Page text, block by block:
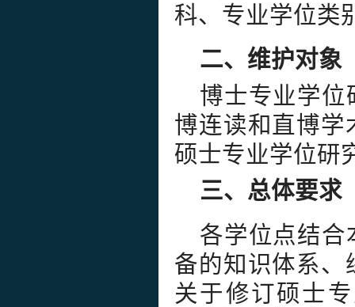
科、专业学位类
二、 维护对象
博士专业学位
博连读和直博学
硕士专业学位研
三、总体要求
各学位点结合
备的知识体系、
关于修订硕士